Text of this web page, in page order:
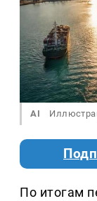
AI
По итогам